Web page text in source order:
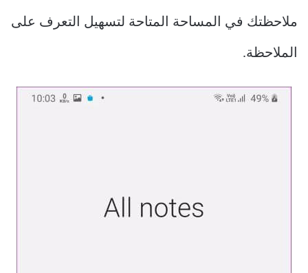
ملاحظتك في المساحة المتاحة لتسهيل التعرف على
الملاحظة.